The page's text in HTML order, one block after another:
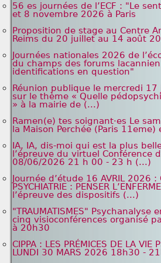
56 es journées de l’ECF : "Le
et 8 novembre 2026 à Paris
Proposition de stage au Centre
Reims du 20 juillet au 14 août
Journées nationales 2026 de
du champs des forums
identifications en question"
Réunion publique le mercredi
sur le thème « Quelle
» à la mairie de (...)
Ramen(e) tes soignant·es Le
la Maison Perchée (Paris 11eme)
IA, IA, dis-moi qui est la plus
l’épreuve du virtuel Conférence
08/06/2026 21 h 00 - 23 h (...)
Journée d’étude 16 AVRIL 2026 :
PSYCHIATRIE : PENSER
l’épreuve des dispositifs (...)
"TRAUMATISMES" Psychanalyse
cinq visioconférences organisé
à 20h30
CIPPA : LES PRÉMICES DE LA VIE
LUNDI 30 MARS 2026 18h30 -